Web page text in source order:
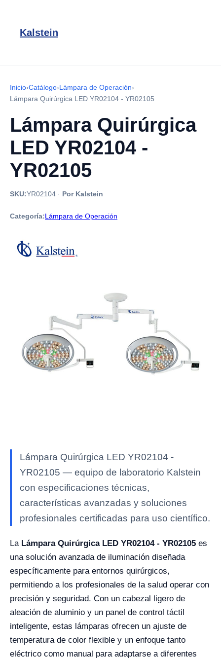
Kalstein
Inicio›Catálogo›Lámpara de Operación›
Lámpara Quirúrgica LED YR02104 - YR02105
Lámpara Quirúrgica
LED YR02104 -
YR02105
SKU:YR02104 · Por Kalstein
Categoría:Lámpara de Operación
Lámpara Quirúrgica LED YR02104 -
YR02105 — equipo de laboratorio Kalstein
con especificaciones técnicas,
características avanzadas y soluciones
profesionales certificadas para uso científico.
La Lámpara Quirúrgica LED YR02104 - YR02105 es
una solución avanzada de iluminación diseñada
específicamente para entornos quirúrgicos,
permitiendo a los profesionales de la salud operar con
precisión y seguridad. Con un cabezal ligero de
aleación de aluminio y un panel de control táctil
inteligente, estas lámparas ofrecen un ajuste de
temperatura de color flexible y un enfoque tanto
eléctrico como manual para adaptarse a diferentes